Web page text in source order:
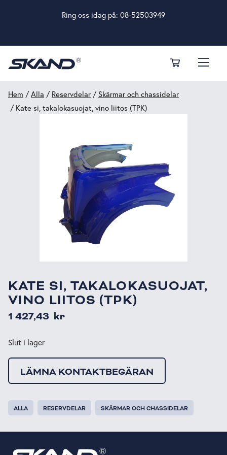
Ring oss idag på: 08-52503949
Hem /Alla / Reservdelar / Skärmar och chassidelar
/ Kate si, takalokasuojat, vino liitos (TPK)
KATE SI, TAKALOKASUOJAT,
VINO LIITOS (TPK)
1 427,43 kr
Slut i lager
LÄMNA KONTAKTBEGÄRAN
ALLA RESERVDELAR SKÄRMAR OCH CHASSIDELAR